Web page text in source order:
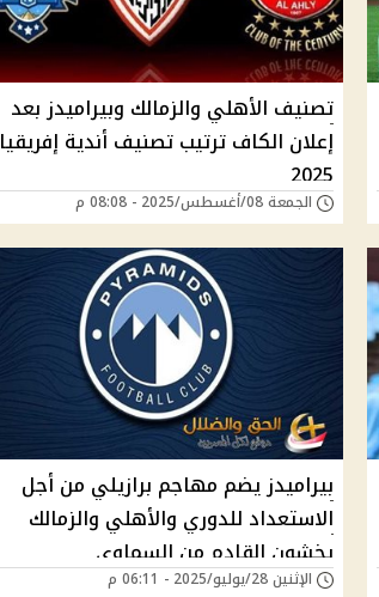
تصنيف الأهلي والزمالك وبيراميدز بعد
إعلان الكاف ترتيب تصنيف أندية إفريقيا
2025
الجمعة 08/أغسطس/2025 - 08:08 م
بيراميدز يضم مهاجم برازيلي من أجل
الاستعداد للدوري والأهلي والزمالك
يخشون القادم من السماوي
الإثنين 28/يوليو/2025 - 06:11 م